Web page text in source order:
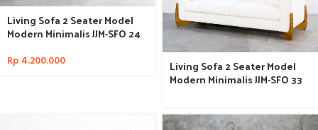
Living Sofa 2 Seater Model
Modern Minimalis JJM-SFO 24
Rp 4.200.000 Living Sofa 2 Seater Model
Modern Minimalis JJM-SFO 33